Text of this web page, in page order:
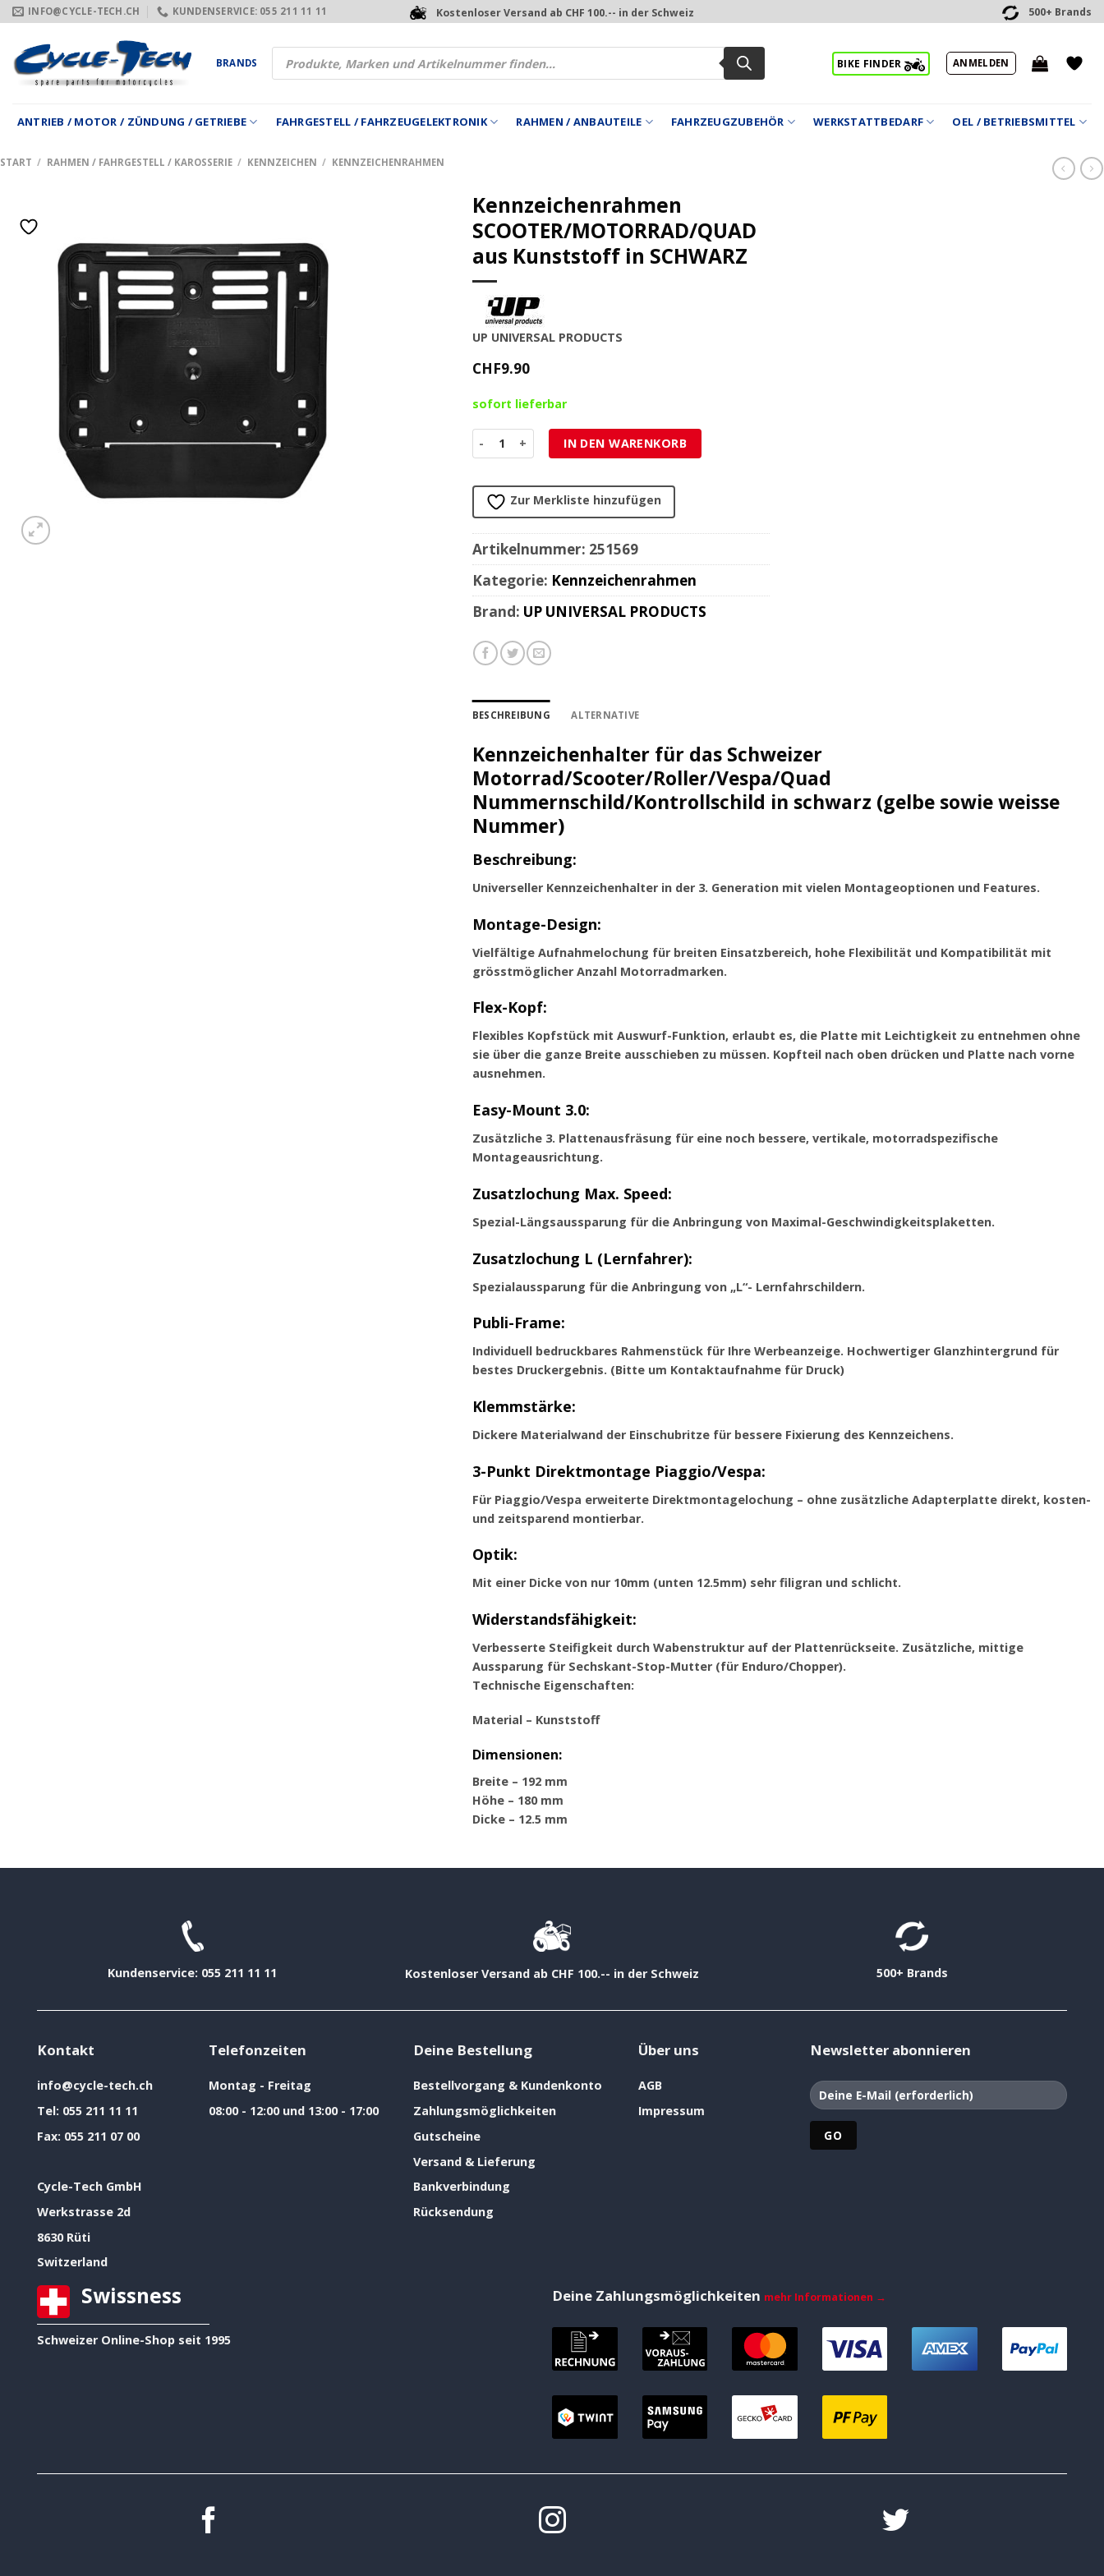
Zum
Inhalt
springen
INFO@CYCLE-TECH.CH KUNDENSERVICE: 055 211 11 11 Kostenloser Versand ab CHF 100.-- in der Schweiz 500+ Brands
BRANDS
Products
search
BIKE FINDER ANMELDEN
ANTRIEB / MOTOR / ZÜNDUNG / GETRIEBE FAHRGESTELL / FAHRZEUGELEKTRONIK RAHMEN / ANBAUTEILE FAHRZEUGZUBEHÖR WERKSTATTBEDARF OEL / BETRIEBSMITTEL
START / RAHMEN / FAHRGESTELL / KAROSSERIE / KENNZEICHEN / KENNZEICHENRAHMEN
Kennzeichenrahmen
SCOOTER/MOTORRAD/QUAD
aus Kunststoff in SCHWARZ
UP UNIVERSAL PRODUCTS
CHF9.90
sofort lieferbar
Kennzeichenrahmen SCOOTER/MOTORRAD/QUAD aus Kunststoff in SCHWARZ Menge
IN DEN WARENKORB
Zur Merkliste hinzufügen
Artikelnummer: 251569
Kategorie: Kennzeichenrahmen
Brand: UP UNIVERSAL PRODUCTS
BESCHREIBUNG ALTERNATIVE
Kennzeichenhalter für das Schweizer
Motorrad/Scooter/Roller/Vespa/Quad
Nummernschild/Kontrollschild in schwarz (gelbe sowie weisse
Nummer)
Beschreibung:
Universeller Kennzeichenhalter in der 3. Generation mit vielen Montageoptionen und Features.
Montage-Design:
Vielfältige Aufnahmelochung für breiten Einsatzbereich, hohe Flexibilität und Kompatibilität mit
grösstmöglicher Anzahl Motorradmarken.
Flex-Kopf:
Flexibles Kopfstück mit Auswurf-Funktion, erlaubt es, die Platte mit Leichtigkeit zu entnehmen ohne
sie über die ganze Breite ausschieben zu müssen. Kopfteil nach oben drücken und Platte nach vorne
ausnehmen.
Easy-Mount 3.0:
Zusätzliche 3. Plattenausfräsung für eine noch bessere, vertikale, motorradspezifische
Montageausrichtung.
Zusatzlochung Max. Speed:
Spezial-Längsaussparung für die Anbringung von Maximal-Geschwindigkeitsplaketten.
Zusatzlochung L (Lernfahrer):
Spezialaussparung für die Anbringung von „L“- Lernfahrschildern.
Publi-Frame:
Individuell bedruckbares Rahmenstück für Ihre Werbeanzeige. Hochwertiger Glanzhintergrund für
bestes Druckergebnis. (Bitte um Kontaktaufnahme für Druck)
Klemmstärke:
Dickere Materialwand der Einschubritze für bessere Fixierung des Kennzeichens.
3-Punkt Direktmontage Piaggio/Vespa:
Für Piaggio/Vespa erweiterte Direktmontagelochung – ohne zusätzliche Adapterplatte direkt, kosten-
und zeitsparend montierbar.
Optik:
Mit einer Dicke von nur 10mm (unten 12.5mm) sehr filigran und schlicht.
Widerstandsfähigkeit:
Verbesserte Steifigkeit durch Wabenstruktur auf der Plattenrückseite. Zusätzliche, mittige
Aussparung für Sechskant-Stop-Mutter (für Enduro/Chopper).
Technische Eigenschaften:
Material – Kunststoff
Dimensionen:
Breite – 192 mm
Höhe – 180 mm
Dicke – 12.5 mm
Kundenservice: 055 211 11 11 Kostenloser Versand ab CHF 100.-- in der Schweiz 500+ Brands
Kontakt
info@cycle-tech.ch
Tel: 055 211 11 11
Fax: 055 211 07 00
Cycle-Tech GmbH
Werkstrasse 2d
8630 Rüti
Switzerland
Telefonzeiten
Montag - Freitag
08:00 - 12:00 und 13:00 - 17:00
Deine Bestellung
Bestellvorgang & Kundenkonto
Zahlungsmöglichkeiten
Gutscheine
Versand & Lieferung
Bankverbindung
Rücksendung
Über uns
AGB
Impressum
Newsletter abonnieren
Swissness
Schweizer Online-Shop seit 1995
Deine Zahlungsmöglichkeiten mehr Informationen →